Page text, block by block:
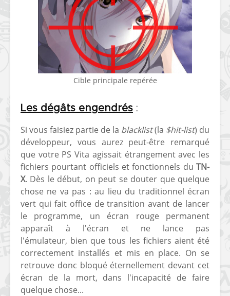
Cible principale repérée
Les dégâts engendrés :
Si vous faisiez partie de la blacklist(la $hit-list) du
développeur, vous aurez peut-être remarqué
que votre PS Vita agissait étrangement avec les
fichiers pourtant officiels et fonctionnels du TN-
X. Dès le début, on peut se douter que quelque
chose ne va pas : au lieu du traditionnel écran
vert qui fait office de transition avant de lancer
le programme, un écran rouge permanent
apparaît à l'écran et ne lance pas
l'émulateur, bien que tous les fichiers aient été
correctement installés et mis en place. On se
retrouve donc bloqué éternellement devant cet
écran de la mort, dans l'incapacité de faire
quelque chose...